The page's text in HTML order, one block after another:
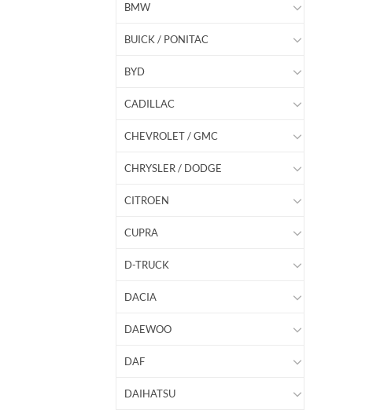
BMW
BUICK / PONITAC
BYD
CADILLAC
CHEVROLET / GMC
CHRYSLER / DODGE
CITROEN
CUPRA
D-TRUCK
DACIA
DAEWOO
DAF
DAIHATSU